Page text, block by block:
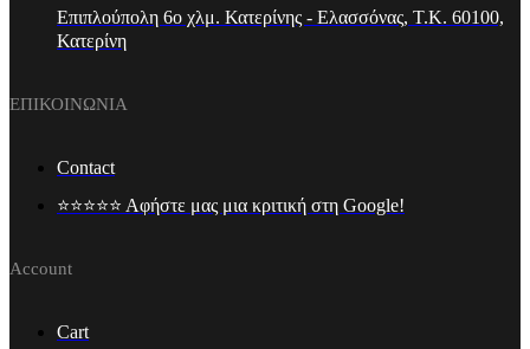
Επιπλούπολη 6ο χλμ. Κατερίνης - Ελασσόνας, Τ.Κ. 60100,
Κατερίνη
ΕΠΙΚΟΙΝΩΝΙΑ
Contact
⭐⭐⭐⭐⭐ Αφήστε μας μια κριτική στη Google!
Account
Cart